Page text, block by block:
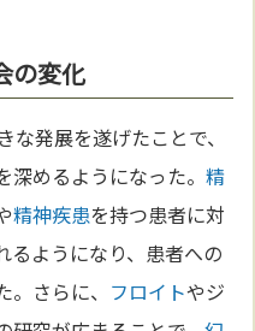
の変化
な発展を遂げたことで、
深めるようになった。精
精神疾患を持つ患者に対
るようになり、患者への
さらに、 フロイトやジ